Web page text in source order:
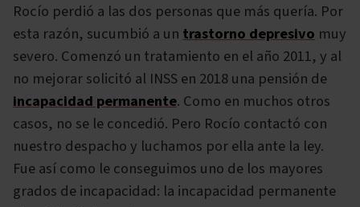
Rocío perdió a las dos personas que más quería. Por
esta razón, sucumbió a un trastorno depresivo muy
severo. Comenzó un tratamiento en el año 2011, y al
no mejorar solicitó al INSS en 2018 una pensión de
incapacidad permanente. Como en muchos otros
casos, no se le concedió. Pero Rocío contactó con
nuestro despacho y luchamos por ella ante la ley.
Fue así como le conseguimos uno de los mayores
grados de incapacidad: la incapacidad permanente